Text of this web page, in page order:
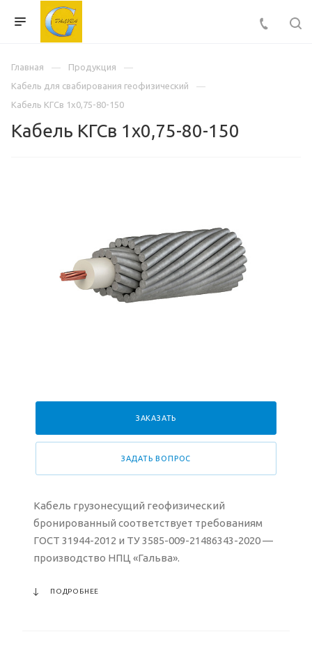
Главная
Продукция
Кабель для свабирования геофизический
Кабель КГСв 1х0,75-80-150
Кабель КГСв 1х0,75-80-150
ЗАКАЗАТЬ
ЗАДАТЬ ВОПРОС
Кабель грузонесущий геофизический
бронированный соответствует требованиям
ГОСТ 31944-2012 и ТУ 3585-009-21486343-2020 —
производство НПЦ «Гальва».
ПОДРОБНЕЕ